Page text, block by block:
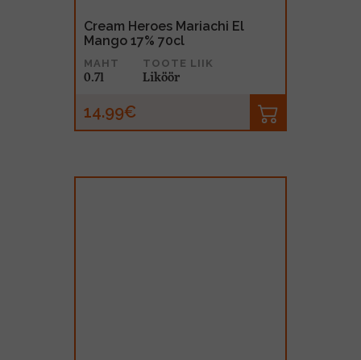
Cream Heroes Mariachi El
Mango 17% 70cl
MAHT
0.7l
TOOTE LIIK
Liköör
14.99€